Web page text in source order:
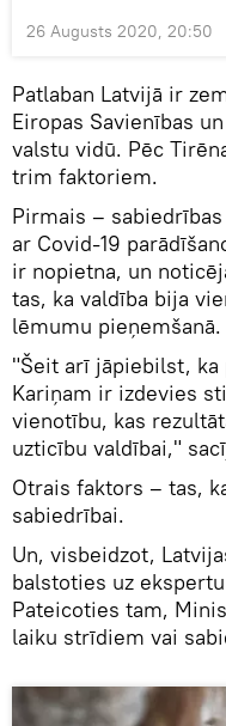
26 Augusts 2020, 20:50
Patlaban Latvijā ir
Eiropas Savienības
valstu vidū. Pēc
trim faktoriem.
Pirmais –
ar Covid-19
ir nopietna, un
tas, ka valdība bija
lēmumu pieņemšanā.
"Šeit arī jāpiebilst,
Kariņam ir izdevies
vienotību, kas
uzticību valdībai,"
Otrais faktors – tas,
sabiedrībai.
Un, visbeidzot,
balstoties uz
Pateicoties tam,
laiku strīdiem vai